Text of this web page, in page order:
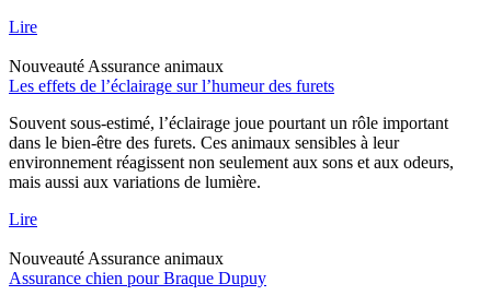
Lire
Nouveauté Assurance animaux
Les effets de l’éclairage sur l’humeur des furets
Souvent sous-estimé, l’éclairage joue pourtant un rôle important
dans le bien-être des furets. Ces animaux sensibles à leur
environnement réagissent non seulement aux sons et aux odeurs,
mais aussi aux variations de lumière.
Lire
Nouveauté Assurance animaux
Assurance chien pour Braque Dupuy